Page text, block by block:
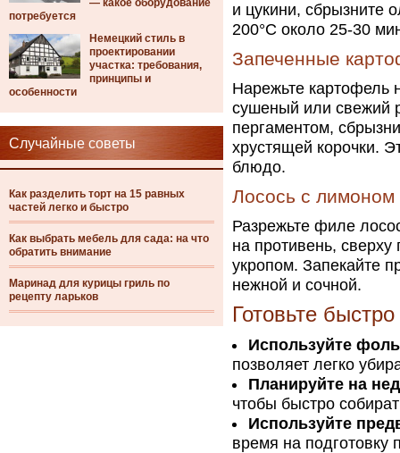
— какое оборудование
потребуется
Немецкий стиль в
проектировании
участка: требования,
принципы и
особенности
Случайные советы
Как разделить торт на 15 равных
частей легко и быстро
Как выбрать мебель для сада: на что
обратить внимание
Маринад для курицы гриль по
рецепту ларьков
и цукини, сбрызните
200°C около 25-30
Запеченные
Нарежьте картофель
сушеный или свежий
пергаментом,
хрустящей корочки.
блюдо.
Лосось с лимоном
Разрежьте филе
на противень,
укропом. Запекайте
нежной и сочной.
Готовьте
Используйте
позволяет легко
Планируйте на
чтобы быстро
Используйте
время на подготовку